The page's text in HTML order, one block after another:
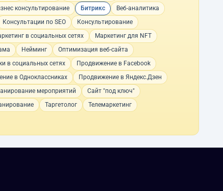
консультирование Битрикс
Веб-аналитика
Консультации по SEO
Консультирование
в социальных сетях
Маркетинг для NFT
Нейминг
Оптимизация веб-сайта
в социальных сетях
Продвижение в Facebook
в Одноклассниках
Продвижение в Яндекс.Дзен
мероприятий
Сайт "под ключ"
Таргетолог
Телемаркетинг